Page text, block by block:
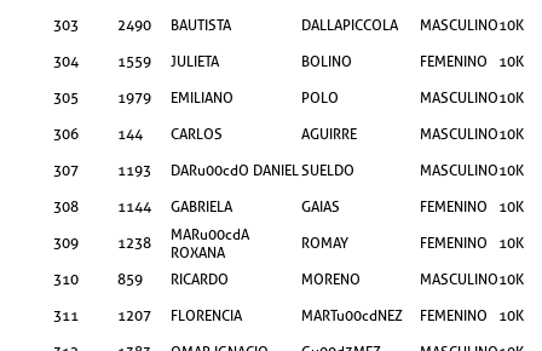
303
2490 BAUTISTA DALLAPICCOLA MASCULINO10KM
304
1559 JULIETA BOLINO FEMENINO
10KM
305
1979 EMILIANO POLO MASCULINO10KM
306
144 CARLOS AGUIRRE MASCULINO10KM
307
1193 DARu00cdO DANIEL SUELDO MASCULINO10KM
308
1144 GABRIELA GAIAS FEMENINO
10KM
309
1238
MARu00cdA
ROXANA
ROMAY FEMENINO
10KM
310
859 RICARDO MORENO MASCULINO10KM
311
1207 FLORENCIA MARTu00cdNEZ FEMENINO
10KM